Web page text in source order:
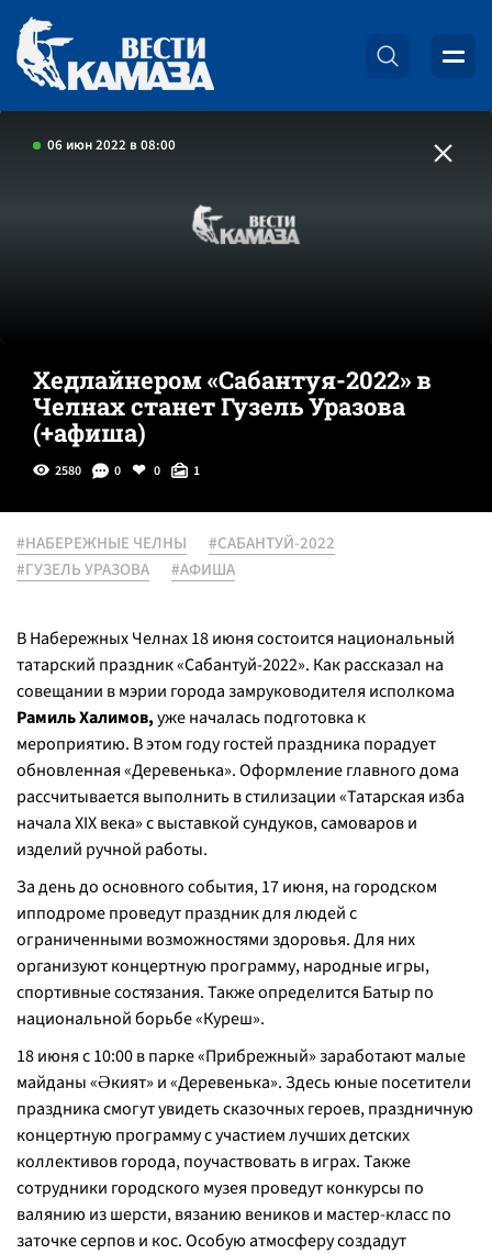
06 июн 2022 в 08:00
Хедлайнером «Сабантуя-2022» в
Челнах станет Гузель Уразова
(+афиша)
2580 0 0 1
#НАБЕРЕЖНЫЕ ЧЕЛНЫ
#САБАНТУЙ-2022
#ГУЗЕЛЬ УРАЗОВА
#АФИША
В Набережных Челнах 18 июня состоится национальный
татарский праздник «Сабантуй-2022». Как рассказал на
совещании в мэрии города замруководителя исполкома
Рамиль Халимов,уже началась подготовка к
мероприятию. В этом году гостей праздника порадует
обновленная «Деревенька». Оформление главного дома
рассчитывается выполнить в стилизации «Татарская изба
начала XIX века» с выставкой сундуков, самоваров и
изделий ручной работы.
За день до основного события, 17 июня, на городском
ипподроме проведут праздник для людей с
ограниченными возможностями здоровья. Для них
организуют концертную программу, народные игры,
спортивные состязания. Также определится Батыр по
национальной борьбе «Куреш».
18 июня с 10:00 в парке «Прибрежный» заработают малые
майданы «Әкият» и «Деревенька». Здесь юные посетители
праздника смогут увидеть сказочных героев, праздничную
концертную программу с участием лучших детских
коллективов города, поучаствовать в играх. Также
сотрудники городского музея проведут конкурсы по
валянию из шерсти, вязанию веников и мастер-класс по
заточке серпов и кос. Особую атмосферу создадут